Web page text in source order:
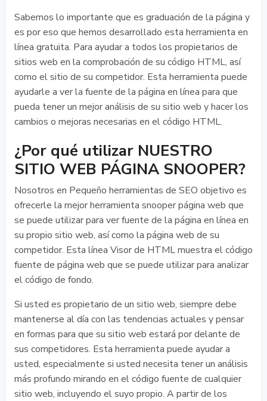
Sabemos lo importante que es graduación de la página y
es por eso que hemos desarrollado esta herramienta en
línea gratuita. Para ayudar a todos los propietarios de
sitios web en la comprobación de su código HTML, así
como el sitio de su competidor. Esta herramienta puede
ayudarle a ver la fuente de la página en línea para que
pueda tener un mejor análisis de su sitio web y hacer los
cambios o mejoras necesarias en el código HTML.
¿Por qué utilizar NUESTRO
SITIO WEB PÁGINA SNOOPER?
Nosotros en Pequeño herramientas de SEO objetivo es
ofrecerle la mejor herramienta snooper página web que
se puede utilizar para ver fuente de la página en línea en
su propio sitio web, así como la página web de su
competidor. Esta línea Visor de HTML muestra el código
fuente de página web que se puede utilizar para analizar
el código de fondo.
Si usted es propietario de un sitio web, siempre debe
mantenerse al día con las tendencias actuales y pensar
en formas para que su sitio web estará por delante de
sus competidores. Esta herramienta puede ayudar a
usted, especialmente si usted necesita tener un análisis
más profundo mirando en el código fuente de cualquier
sitio web, incluyendo el suyo propio. A partir de los